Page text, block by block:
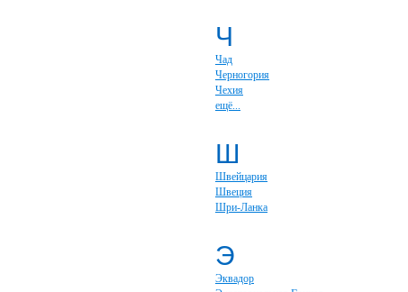
Ч
Чад
Черногория
Чехия
ещё...
Ш
Швейцария
Швеция
Шри-Ланка
Э
Эквадор